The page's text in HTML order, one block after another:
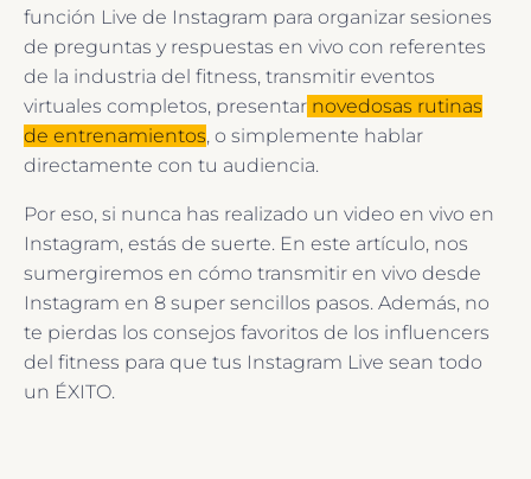
función Live de Instagram para organizar sesiones
de preguntas y respuestas en vivo con referentes
de la industria del fitness, transmitir eventos
virtuales completos, presentar novedosas rutinas
de entrenamientos, o simplemente hablar
directamente con tu audiencia.
Por eso, si nunca has realizado un video en vivo en
Instagram, estás de suerte. En este artículo, nos
sumergiremos en cómo transmitir en vivo desde
Instagram en 8 super sencillos pasos. Además, no
te pierdas los consejos favoritos de los influencers
del fitness para que tus Instagram Live sean todo
un ÉXITO.